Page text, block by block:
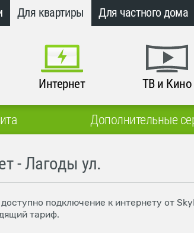
Для квартиры Для частного дома
Интернет ТВ и Кино
Дополнительные
- Лагоды ул.
подключение к интернету от
тариф.